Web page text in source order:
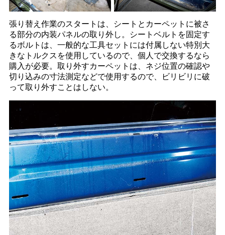
張り替え作業のスタートは、シートとカーペットに被さ
る部分の内装パネルの取り外し。シートベルトを固定す
るボルトは、一般的な工具セットには付属しない特別大
きなトルクスを使用しているので、個人で交換するなら
購入が必要。取り外すカーペットは、ネジ位置の確認や
切り込みの寸法測定などで使用するので、ビリビリに破
って取り外すことはしない。